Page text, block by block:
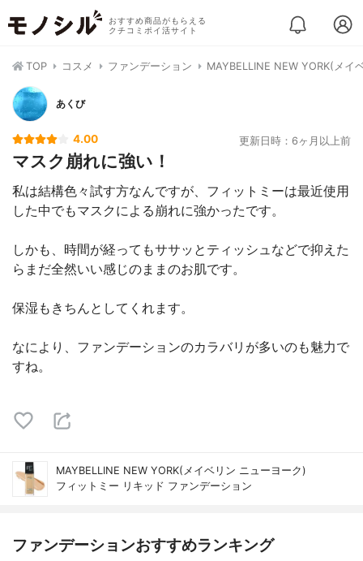
おすすめ商品がもらえる
クチコミポイ活サイト
TOP コスメ ファンデーション MAYBELLINE NEW YORK(メ
あくび
4.00 更新日時：6ヶ月以上前
マスク崩れに強い！
私は結構色々試す方なんですが、フィットミーは最近使用
した中でもマスクによる崩れに強かったです。
しかも、時間が経ってもササッとティッシュなどで抑えた
らまだ全然いい感じのままのお肌です。
保湿もきちんとしてくれます。
なにより、ファンデーションのカラバリが多いのも魅力で
すね。
MAYBELLINE NEW YORK(メイベリン ニューヨーク)
フィットミー リキッド ファンデーション
ファンデーションおすすめランキング